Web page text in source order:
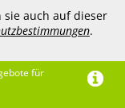
sie auch auf dieser
.
für